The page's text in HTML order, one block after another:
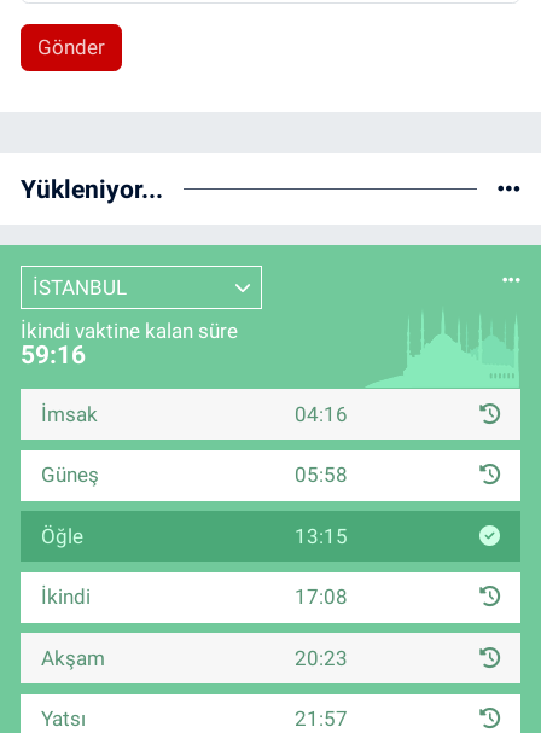
Gönder
Yükleniyor...
İSTANBUL
İkindi vaktine kalan süre
59:15
İmsak 04:16
Güneş 05:58
Öğle 13:15
İkindi 17:08
Akşam 20:23
Yatsı 21:57